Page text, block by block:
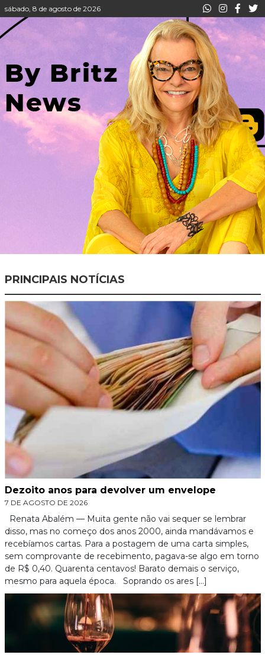
sábado, 8 de agosto de 2026
PRINCIPAIS NOTÍCIAS
Dezoito anos para devolver um envelope
7 DE AGOSTO DE 2026
Renata Abalém — Muita gente não vai sequer se lembrar
disso, mas no começo dos anos 2000, ainda mandávamos e
recebíamos cartas. Para a postagem de uma carta simples,
sem comprovante de recebimento, pagava-se algo em torno
de R$ 0,40. Quarenta centavos! Barato demais o serviço,
mesmo para aquela época. Soprando os ares […]